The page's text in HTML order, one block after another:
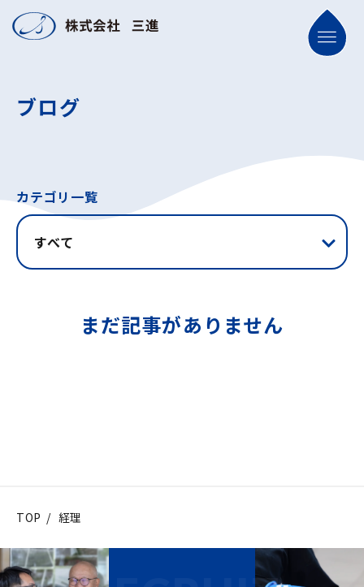
ブログ
カテゴリ一覧
すべて
まだ記事がありません
TOP / 経理